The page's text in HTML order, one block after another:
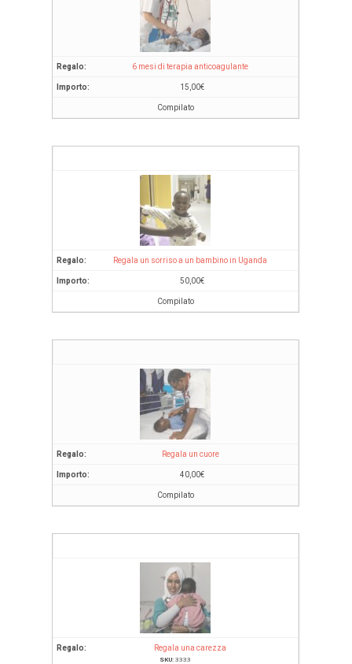
6 mesi di terapia anticoagulante
15,00€
Compilato
Regala un sorriso a un bambino in Uganda
50,00€
Compilato
Regala un cuore
40,00€
Compilato
Regala una carezza
SKU: 3333